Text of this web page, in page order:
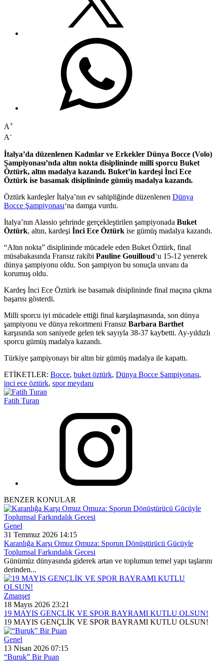
A+
A-
İtalya’da düzenlenen Kadınlar ve Erkekler Dünya Bocce (Volo)
Şampiyonası’nda altın nokta disiplininde milli sporcu Buket
Öztürk, altın madalya kazandı. Buket’in kardeşi İnci Ece
Öztürk ise basamak disiplininde gümüş madalya kazandı.
Öztürk kardeşler İtalya’nın ev sahipliğinde düzenlenen Dünya
Bocce Şampiyonası‘na damga vurdu.
İtalya’nın Alassio şehrinde gerçekleştirilen şampiyonada Buket
Öztürk, altın, kardeşi İnci Ece Öztürk ise gümüş madalya kazandı.
“Altın nokta” disiplininde mücadele eden Buket Öztürk, final
müsabakasında Fransız rakibi Pauline Gouilloud‘u 15-12 yenerek
dünya şampiyonu oldu. Son şampiyon bu sonuçla unvanı da
korumuş oldu.
Kardeş İnci Ece Öztürk ise basamak disiplininde final maçına çıkma
başarısı gösterdi.
Milli sporcu iyi mücadele ettiği final karşılaşmasında, son dünya
şampiyonu ve dünya rekortmeni Fransız Barbara Barthet
karşısında son saniyede gelen tek sayıyla 38-37 kaybetti. Ay-yıldızlı
sporcu gümüş madalya kazandı.
Türkiye şampiyonayı bir altın bir gümüş madalya ile kapattı.
ETİKETLER: Bocce, buket öztürk, Dünya Bocce Şampiyonası,
inci ece öztürk, spor meydanı
Fatih Turan
BENZER KONULAR
Genel
31 Temmuz 2026 14:15
Karanlığa Karşı Omuz Omuza: Sporun Dönüştürücü Gücüyle
Toplumsal Farkındalık Gecesi
Günümüz dünyasında giderek artan ve toplumun temel yapı taşlarını
derinden...
Zmanşet
18 Mayıs 2026 23:21
19 MAYIS GENÇLİK VE SPOR BAYRAMI KUTLU OLSUN!
19 MAYIS GENÇLİK VE SPOR BAYRAMI KUTLU OLSUN!
Genel
13 Nisan 2026 07:15
“Buruk” Bir Puan